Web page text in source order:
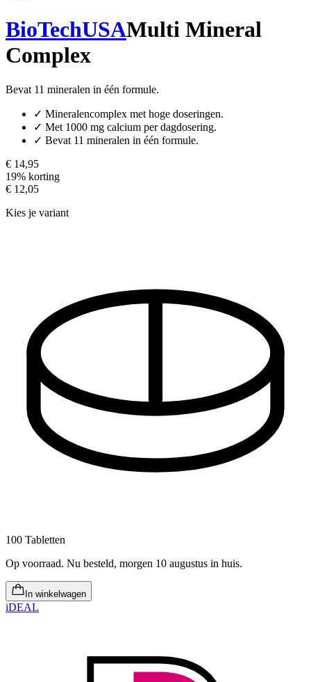
BioTechUSAMulti Mineral
Complex
Bevat 11 mineralen in één formule.
✓ Mineralencomplex met hoge doseringen.
✓ Met 1000 mg calcium per dagdosering.
✓ Bevat 11 mineralen in één formule.
€ 14,95
19% korting
€ 12,05
Kies je variant
100 Tabletten
Op voorraad. Nu besteld, morgen 10 augustus in huis.
In winkelwagen
iDEAL